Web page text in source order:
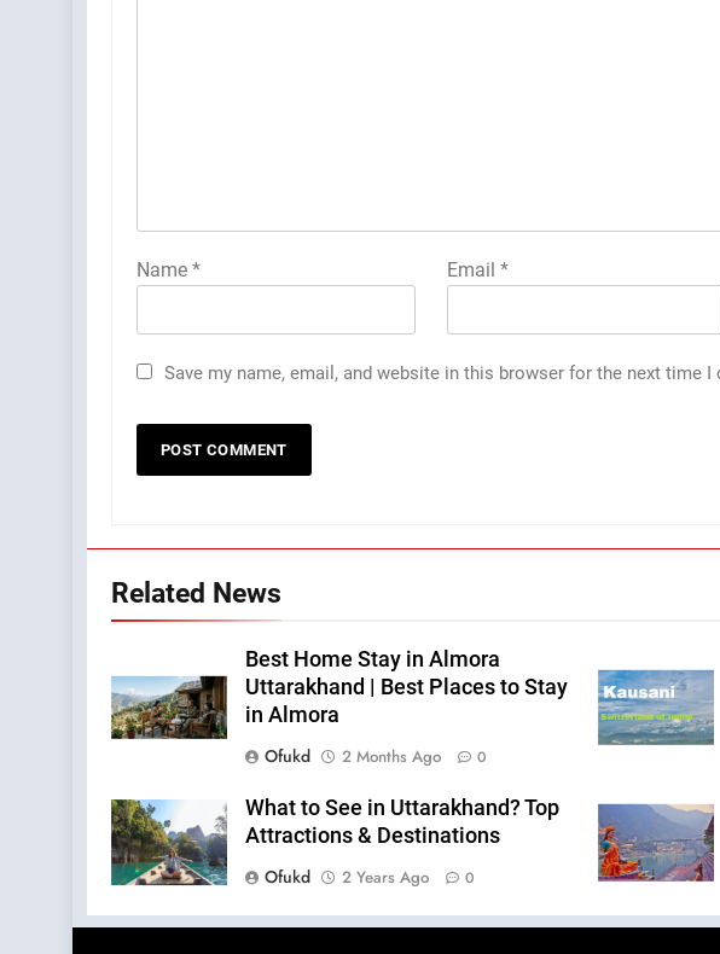
Name * Email *
Save my name, email, and website in this browser for the next time I
Related News
Best Home Stay in Almora
Uttarakhand | Best Places to Stay
in Almora
Ofukd
2 Months Ago 0
What to See in Uttarakhand? Top
Attractions & Destinations
Ofukd
2 Years Ago 0